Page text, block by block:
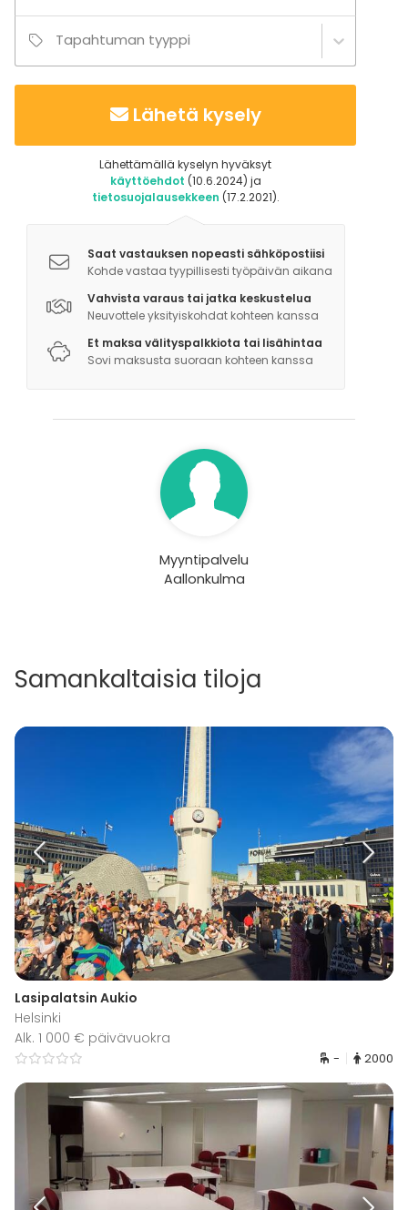
Tapahtuman tyyppi
Lähetä kysely
Lähettämällä kyselyn hyväksyt
käyttöehdot (10.6.2024) ja
tietosuojalausekkeen (17.2.2021).
Saat vastauksen nopeasti sähköpostiisi
Kohde vastaa tyypillisesti työpäivän aikana
Vahvista varaus tai jatka keskustelua
Neuvottele yksityiskohdat kohteen kanssa
Et maksa välityspalkkiota tai lisähintaa
Sovi maksusta suoraan kohteen kanssa
Myyntipalvelu
Aallonkulma
Samankaltaisia tiloja
Lasipalatsin Aukio
Helsinki
Alk. 1 000 € päivävuokra
- 2000